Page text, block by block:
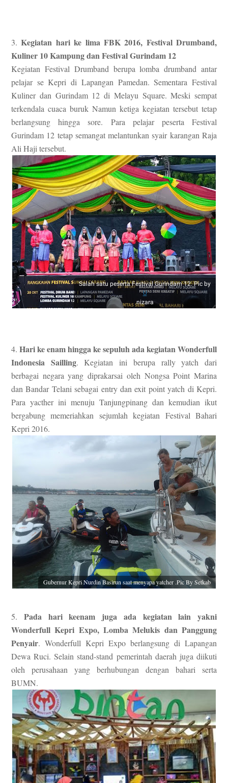
3.Kegiatan hari ke lima FBK 2016, Festival Drumband,
Kuliner 10 Kampung dan Festival Gurindam 12
Kegiatan Festival Drumband berupa lomba drumband antar
pelajar se Kepri di Lapangan Pamedan. Sementara Festival
Kuliner dan Gurindam 12 di Melayu Square. Meski sempat
terkendala cuaca buruk Namun ketiga kegiatan tersebut tetap
berlangsung hingga sore. Para pelajar peserta Festival
Gurindam 12 tetap semangat melantunkan syair karangan Raja
Ali Haji tersebut.
Salah satu peserta Festival Gurindam 12. Pic by
U
nizara
4. Hari ke enam hingga ke sepuluh ada kegiatan Wonderfull
Indonesia Sailling. Kegiatan ini berupa rally yatch dari
berbagai negara yang diprakarsai oleh Nongsa Point Marina
dan Bandar Telani sebagai entry dan exit point yatch di Kepri.
Para yacther ini menuju Tanjungpinang dan kemudian ikut
bergabung memeriahkan sejumlah kegiatan Festival Bahari
Kepri 2016.
Gubernur Kepri Nurdin Basirun saat menyapa yatcher .Pic By Setkab
5. Pada hari keenam juga ada kegiatan lain yakni
Wonderfull Kepri Expo, Lomba Melukis dan Panggung
Penyair. Wonderfull Kepri Expo berlangsung di Lapangan
Dewa Ruci. Selain stand-stand pemerintah daerah juga diikuti
oleh perusahaan yang berhubungan dengan bahari serta
BUMN.